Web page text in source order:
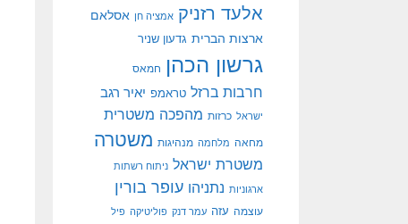
אלעד רזניק אמציה חן אסלאם
ארצות הברית גדעון שניר
גרשון הכהן חמאס
חרבות ברזל טראמפ יאיר רגב
ישראל כרזות מהפכה משטרית
מחאה מלחמה מנהיגות משטרה
משטרת ישראל ניתוח רשתות
ארגוניות נתניהו עופר בורין
עוצמה עזה עמר דנק פוליטיקה פיל